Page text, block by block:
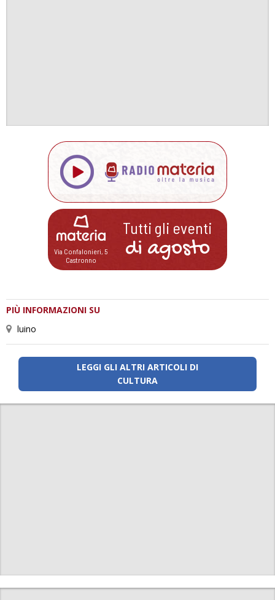
Via Confalonieri, 5
Castronno
Tutti gli eventi
di agosto
PIÙ INFORMAZIONI SU
luino
LEGGI GLI ALTRI ARTICOLI DI
CULTURA